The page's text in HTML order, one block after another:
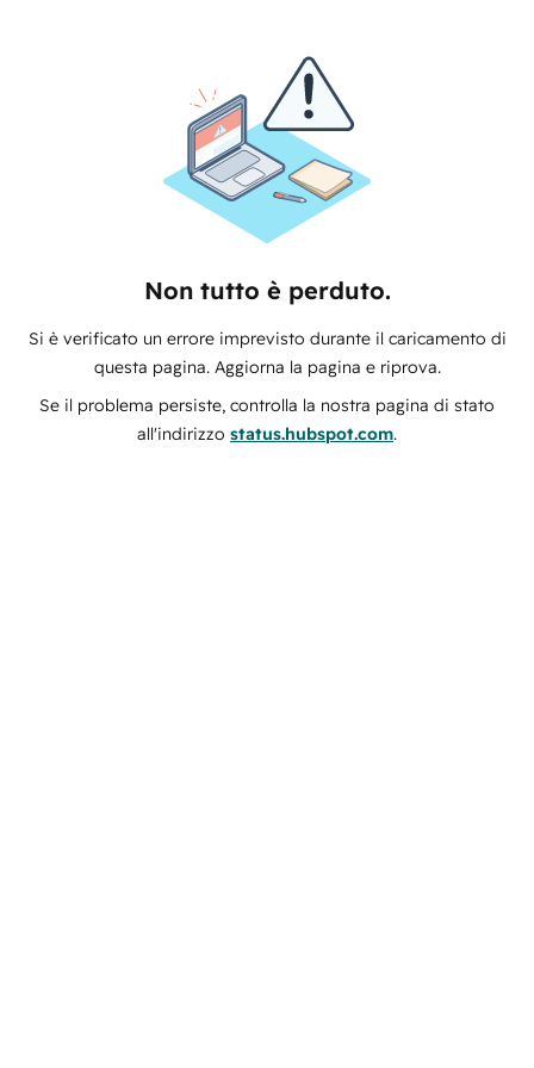
Non tutto è perduto.
Si è verificato un errore imprevisto durante il caricamento di
questa pagina. Aggiorna la pagina e riprova.
Se il problema persiste, controlla la nostra pagina di stato
all'indirizzo status.hubspot.com.